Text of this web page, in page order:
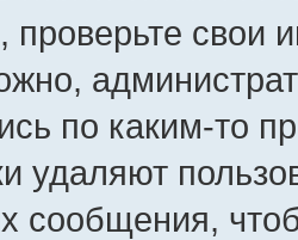
проверьте свои
по каким-то
удаляют
сообщения,